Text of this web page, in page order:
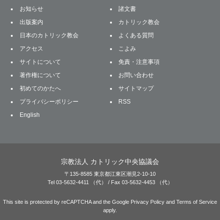
お知らせ
諸文書
出版案内
カトリック教会
日本のカトリック教会
よくある質問
アクセス
こよみ
サイトについて
免責・注意事項
著作権について
お問い合わせ
初めてのかたへ
サイトマップ
プライバシーポリシー
RSS
English
宗教法人 カトリック中央協議会
〒135-8585 東京都江東区潮見2-10-10
Tel 03-5632-4411 （代） / Fax 03-5632-4453 （代）
This site is protected by reCAPTCHA and the Google Privacy Policy and Terms of Service
apply.